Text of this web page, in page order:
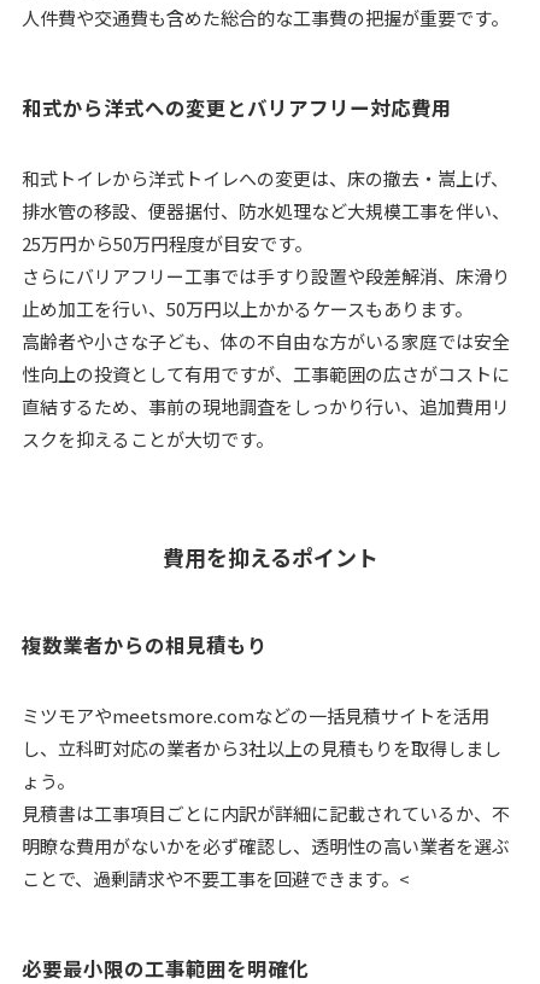
人件費や交通費も含めた総合的な工事費の把握が重要です。
和式から洋式への変更とバリアフリー対応費用
和式トイレから洋式トイレへの変更は、床の撤去・嵩上げ、
排水管の移設、便器据付、防水処理など大規模工事を伴い、
25万円から50万円程度が目安です。
さらにバリアフリー工事では手すり設置や段差解消、床滑り
止め加工を行い、50万円以上かかるケースもあります。
高齢者や小さな子ども、体の不自由な方がいる家庭では安全
性向上の投資として有用ですが、工事範囲の広さがコストに
直結するため、事前の現地調査をしっかり行い、追加費用リ
スクを抑えることが大切です。
費用を抑えるポイント
複数業者からの相見積もり
ミツモアやmeetsmore.comなどの一括見積サイトを活用
し、立科町対応の業者から3社以上の見積もりを取得しまし
ょう。
見積書は工事項目ごとに内訳が詳細に記載されているか、不
明瞭な費用がないかを必ず確認し、透明性の高い業者を選ぶ
ことで、過剰請求や不要工事を回避できます。<
必要最小限の工事範囲を明確化